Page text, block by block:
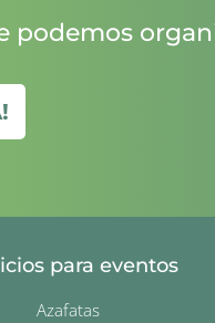
podemos
para eventos
Azafatas